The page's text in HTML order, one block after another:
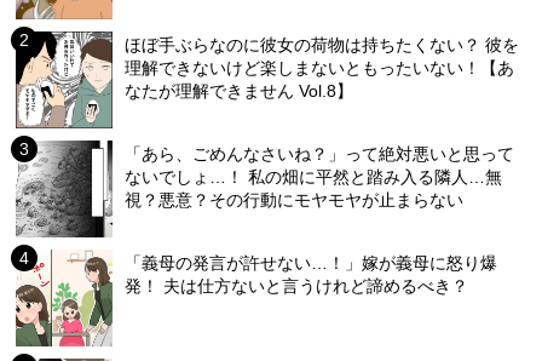
ほぼ手ぶらなのに彼女の荷物は持ちたくない？ 彼を
理解できないけど楽しまないともったいない！【あ
なたが理解できません Vol.8】
「あら、ごめんなさいね？」って絶対悪いと思って
ないでしょ…！ 私の畑に平然と踏み入る隣人…無
視？悪意？その行動にモヤモヤが止まらない
「義母の発言が許せない…！」嫁が義母に怒り爆
発！ 夫は仕方ないと言うけれど諦めるべき？